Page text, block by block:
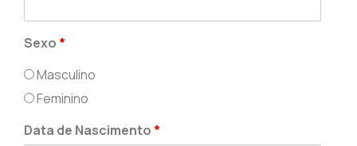
Sexo *
Masculino
Feminino
Data de Nascimento *